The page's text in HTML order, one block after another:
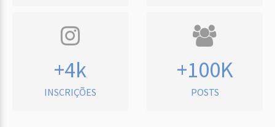
+4k
INSCRIÇÕES
+100K
POSTS